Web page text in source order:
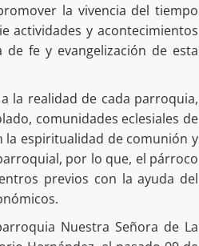
la vivencia del tiempo
actividades y acontecimientos
fe y evangelización de esta
la realidad de cada parroquia,
comunidades eclesiales de
la espiritualidad de comunión y
por lo que, el párroco
previos con la ayuda del
Nuestra Señora de La